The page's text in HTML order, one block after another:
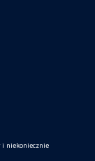
niekoniecznie